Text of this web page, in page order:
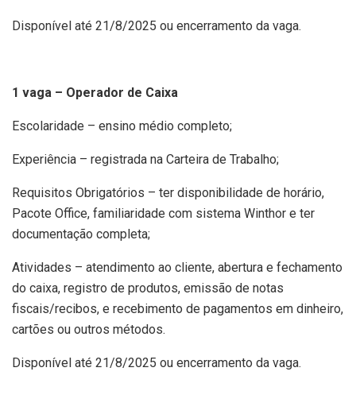
Disponível até 21/8/2025 ou encerramento da vaga.
1 vaga – Operador de Caixa
Escolaridade – ensino médio completo;
Experiência – registrada na Carteira de Trabalho;
Requisitos Obrigatórios – ter disponibilidade de horário,
Pacote Office, familiaridade com sistema Winthor e ter
documentação completa;
Atividades – atendimento ao cliente, abertura e fechamento
do caixa, registro de produtos, emissão de notas
fiscais/recibos, e recebimento de pagamentos em dinheiro,
cartões ou outros métodos.
Disponível até 21/8/2025 ou encerramento da vaga.